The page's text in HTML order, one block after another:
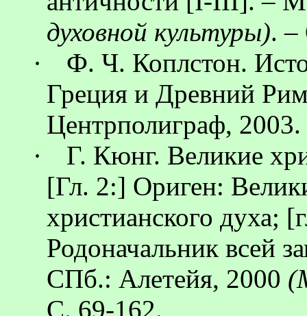
духовной культуры). –
·
Ф. Ч. Коплстон.
Греция и Древний
Центрполиграф,
·
Г. Кюнг. Великие
[Гл. 2:] Ориген:
христианского духа;
Родоначальник всей
СПб.: Алетейя, 2000
С. 69-162.